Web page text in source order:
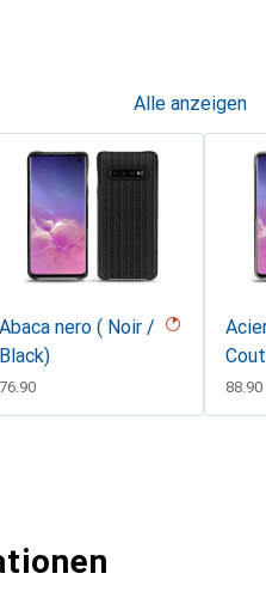
Alle anzeigen
Abaca nero ( Noir /
Black)
CHF
76.90 CHF
88.90